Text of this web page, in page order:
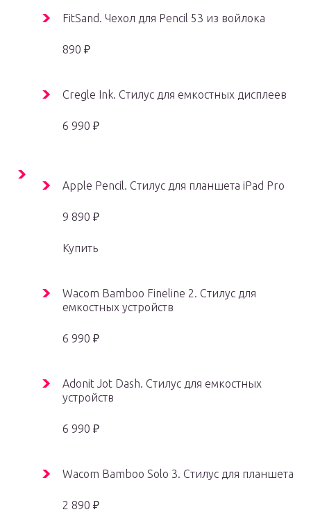
FitSand. Чехол для Pencil 53 из войлока
890 ₽
Cregle Ink. Стилус для емкостных дисплеев
6 990 ₽
Apple Pencil. Стилус для планшета iPad Pro
9 890 ₽
Купить
Wacom Bamboo Fineline 2. Стилус для
емкостных устройств
6 990 ₽
Adonit Jot Dash. Стилус для емкостных
устройств
6 990 ₽
Wacom Bamboo Solo 3. Стилус для планшета
2 890 ₽